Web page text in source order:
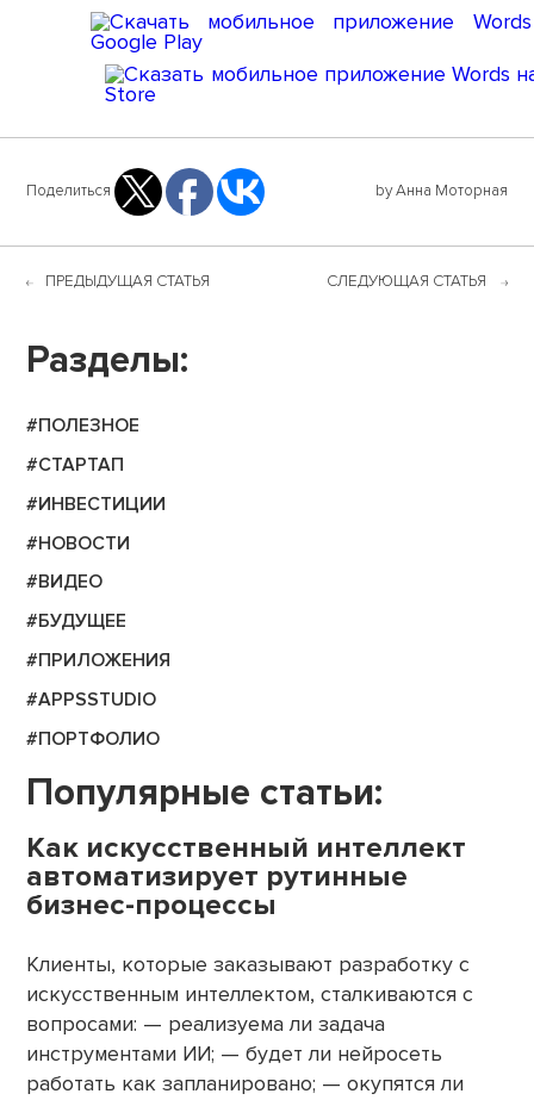
Поделиться by Анна Моторная
ПРЕДЫДУЩАЯ СТАТЬЯ СЛЕДУЮЩАЯ СТАТЬЯ
Разделы:
#ПОЛЕЗНОЕ
#СТАРТАП
#ИНВЕСТИЦИИ
#НОВОСТИ
#ВИДЕО
#БУДУЩЕЕ
#ПРИЛОЖЕНИЯ
#APPSSTUDIO
#ПОРТФОЛИО
Популярные статьи:
Как искусственный интеллект
автоматизирует рутинные
бизнес-процессы
Клиенты, которые заказывают разработку с
искусственным интеллектом, сталкиваются с
вопросами: — реализуема ли задача
инструментами ИИ; — будет ли нейросеть
работать как запланировано; — окупятся ли